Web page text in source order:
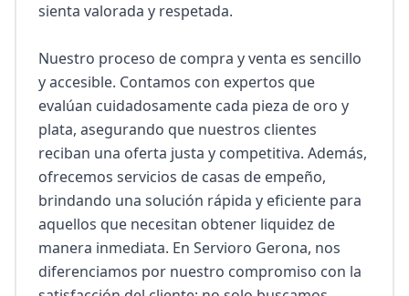
sienta valorada y respetada.
Nuestro proceso de compra y venta es sencillo
y accesible. Contamos con expertos que
evalúan cuidadosamente cada pieza de oro y
plata, asegurando que nuestros clientes
reciban una oferta justa y competitiva. Además,
ofrecemos servicios de casas de empeño,
brindando una solución rápida y eficiente para
aquellos que necesitan obtener liquidez de
manera inmediata. En Servioro Gerona, nos
diferenciamos por nuestro compromiso con la